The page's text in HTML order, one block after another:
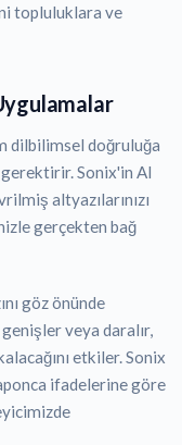
topluluklara ve
dilbilimsel doğruluğa
Sonix'in AI
altyazılarınızı
gerçekten bağ
göz önünde
veya daralır,
etkiler. Sonix
ifadelerine göre